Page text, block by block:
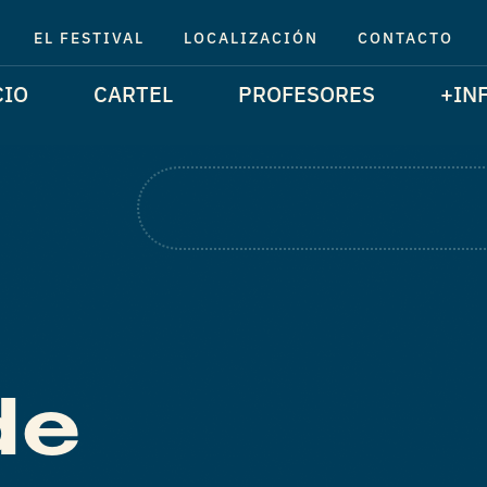
EL FESTIVAL LOCALIZACIÓN CONTACTO
CARTEL PROFESORES